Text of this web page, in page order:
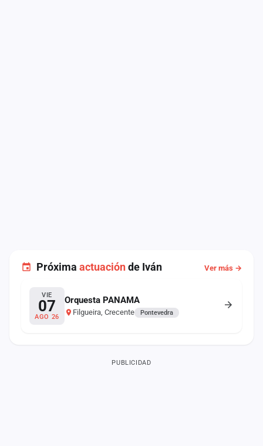
Próxima actuaciónde Iván Ver más →
VIE
07
AGO 26
Orquesta PANAMA
Filgueira, Crecente Pontevedra
PUBLICIDAD